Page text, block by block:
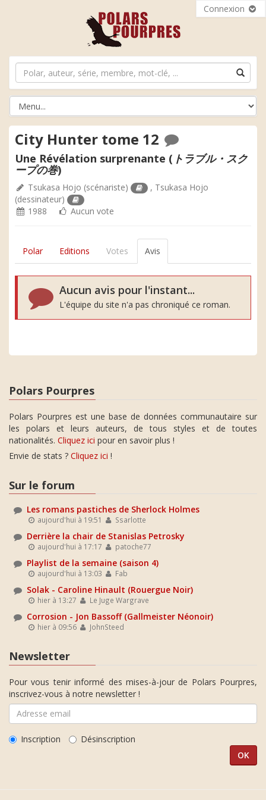
Connexion
City Hunter tome 12
Une Révélation surprenante ( トラブル・スク
ープの巻)
Tsukasa Hojo (scénariste) , Tsukasa Hojo
(dessinateur)
1988
Aucun vote
Polar Editions Votes Avis
Aucun avis pour l'instant...
L'équipe du site n'a pas chroniqué ce roman.
Polars Pourpres
Polars Pourpres est une base de données communautaire sur
les polars et leurs auteurs, de tous styles et de toutes
nationalités. Cliquez ici pour en savoir plus !
Envie de stats ? Cliquez ici !
Sur le forum
Les romans pastiches de Sherlock Holmes
aujourd'hui à 19:51 Ssarlotte
Derrière la chair de Stanislas Petrosky
aujourd'hui à 17:17 patoche77
Playlist de la semaine (saison 4)
aujourd'hui à 13:03 Fab
Solak - Caroline Hinault (Rouergue Noir)
hier à 13:27 Le Juge Wargrave
Corrosion - Jon Bassoff (Gallmeister Néonoir)
hier à 09:56 JohnSteed
Newsletter
Pour vous tenir informé des mises-à-jour de Polars Pourpres,
inscrivez-vous à notre newsletter !
Inscription Désinscription